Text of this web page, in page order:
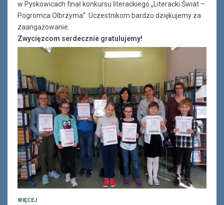
w Pyskowicach finał konkursu literackiego „Literacki Świat –
Pogromca Olbrzyma”. Uczestnikom bardzo dziękujemy za
zaangażowanie.
Zwycięzcom serdecznie gratulujemy!
WIĘCEJ